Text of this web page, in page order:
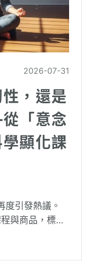
2026-07-31
，還是
「意念
顯化課
度引發熱議。
與商品，標榜
類論述聽起來